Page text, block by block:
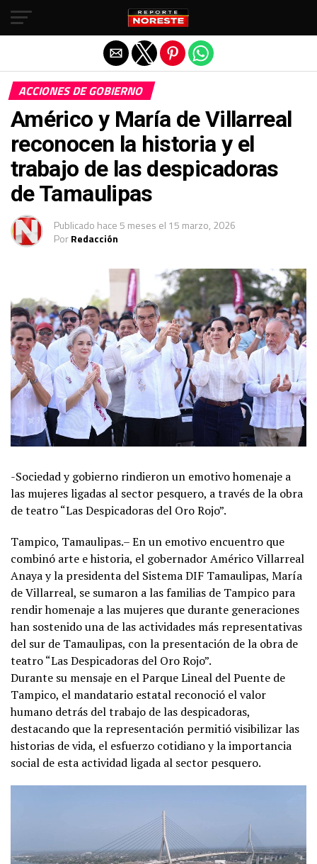
ACCIONES DE GOBIERNO
Américo y María de Villarreal
reconocen la historia y el
trabajo de las despicadoras
de Tamaulipas
Publicado hace 5 meses el 15 marzo, 2026
PorRedacción
-Sociedad y gobierno rindieron un emotivo homenaje a
las mujeres ligadas al sector pesquero, a través de la obra
de teatro “Las Despicadoras del Oro Rojo”.
Tampico, Tamaulipas.– En un emotivo encuentro que
combinó arte e historia, el gobernador Américo Villarreal
Anaya y la presidenta del Sistema DIF Tamaulipas, María
de Villarreal, se sumaron a las familias de Tampico para
rendir homenaje a las mujeres que durante generaciones
han sostenido una de las actividades más representativas
del sur de Tamaulipas, con la presentación de la obra de
teatro “Las Despicadoras del Oro Rojo”.
Durante su mensaje en el Parque Lineal del Puente de
Tampico, el mandatario estatal reconoció el valor
humano detrás del trabajo de las despicadoras,
destacando que la representación permitió visibilizar las
historias de vida, el esfuerzo cotidiano y la importancia
social de esta actividad ligada al sector pesquero.
Salir de la versión móvil